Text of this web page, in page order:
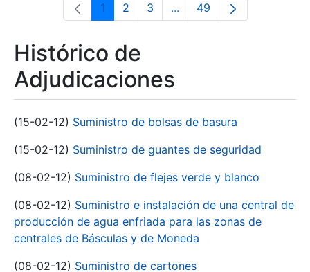
Página
1 Página
2 Página
3 ...Páginas intermedias Use
Página
49
Histórico de
Adjudicaciones
(15-02-12) Suministro de bolsas de basura
(15-02-12) Suministro de guantes de seguridad
(08-02-12) Suministro de flejes verde y blanco
(08-02-12) Suministro e instalación de una central de
producción de agua enfriada para las zonas de
centrales de Básculas y de Moneda
(08-02-12) Suministro de cartones